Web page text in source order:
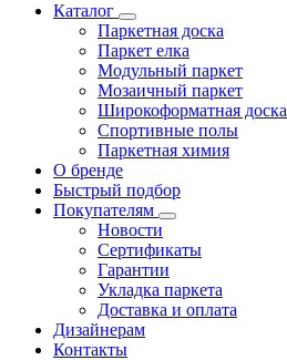
Каталог
Паркетная доска
Паркет елка
Модульный паркет
Мозаичный паркет
Широкоформатная доска
Спортивные полы
Паркетная химия
О бренде
Быстрый подбор
Покупателям
Новости
Сертификаты
Гарантии
Укладка паркета
Доставка и оплата
Дизайнерам
Контакты